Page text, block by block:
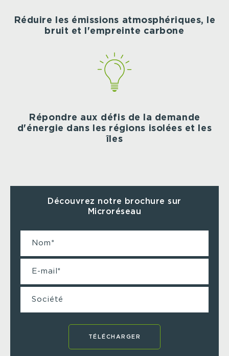
Réduire les émissions atmosphériques, le
bruit et l'empreinte carbone
Répondre aux défis de la demande
d'énergie dans les régions isolées et les
îles
Découvrez notre brochure sur
Microréseau